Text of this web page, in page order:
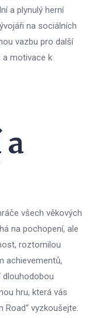
a plynulý herní
na sociálních
vazbu pro další
a motivace k
všech věkových
na pochopení, ale
roztomilou
achievementů,
dlouhodobou
hru, která vás
Road“ vyzkoušejte.